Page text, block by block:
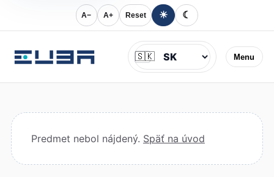
A− A+ Reset ☀ ☾
Menu
Jazyk
🇸🇰
Predmet nebol nájdený. Späť na úvod